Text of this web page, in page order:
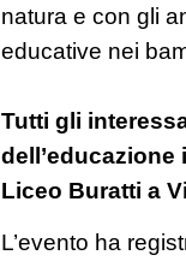
natura e con gli
educative nei
Tutti gli
Liceo Buratti a
L’evento ha